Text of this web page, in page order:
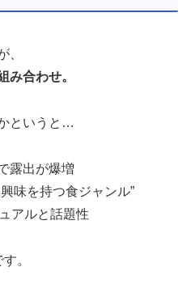
、
み合わせ。
というと…
露出が爆増
味を持つ食ジャンル”
アルと話題性
。